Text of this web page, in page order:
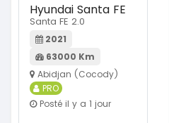
Hyundai Santa FE
Santa FE 2.0
2021
63000 Km
Abidjan (Cocody)
PRO
Posté il y a 1 jour